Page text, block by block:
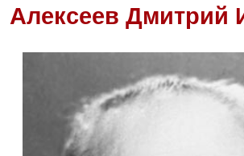
Алексеев Дмитрий